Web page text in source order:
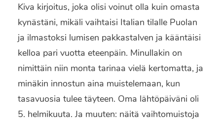
Kiva kirjoitus, joka olisi voinut olla kuin omasta
kynästäni, mikäli vaihtaisi Italian tilalle Puolan
ja ilmastoksi lumisen pakkastalven ja kääntäisi
kelloa pari vuotta eteenpäin. Minullakin on
nimittäin niin monta tarinaa vielä kertomatta, ja
minäkin innostun aina muistelemaan, kun
tasavuosia tulee täyteen. Oma lähtöpäiväni oli
5. helmikuuta. Ja muuten: näitä vaihtomuistoja